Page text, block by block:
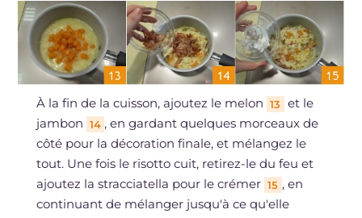
À la fin de la cuisson, ajoutez le melon 13
et le
jambon 14 , en gardant quelques morceaux de
côté pour la décoration finale, et mélangez le
tout. Une fois le risotto cuit, retirez-le du feu et
ajoutez la stracciatella pour le crémer 15 , en
continuant de mélanger jusqu'à ce qu'elle